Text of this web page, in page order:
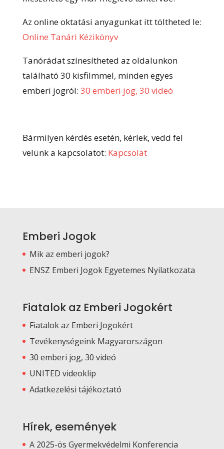
Az online oktatási anyagunkat itt töltheted le:
Online Tanári Kézikönyv
Tanórádat színesítheted az oldalunkon
található 30 kisfilmmel, minden egyes
emberi jogról: 30 emberi jog, 30 videó
Bármilyen kérdés esetén, kérlek, vedd fel
velünk a kapcsolatot: Kapcsolat
Emberi Jogok
Mik az emberi jogok?
ENSZ Emberi Jogok Egyetemes Nyilatkozata
Fiatalok az Emberi Jogokért
Fiatalok az Emberi Jogokért
Tevékenységeink Magyarországon
30 emberi jog, 30 videó
UNITED videoklip
Adatkezelési tájékoztató
Hírek, események
A 2025-ös Gyermekvédelmi Konferencia